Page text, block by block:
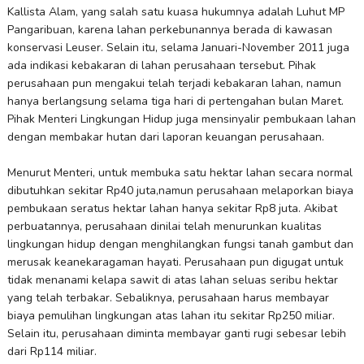
Kallista Alam, yang salah satu kuasa hukumnya adalah Luhut MP
Pangaribuan, karena lahan perkebunannya berada di kawasan
konservasi Leuser. Selain itu, selama Januari-November 2011 juga
ada indikasi kebakaran di lahan perusahaan tersebut. Pihak
perusahaan pun mengakui telah terjadi kebakaran lahan, namun
hanya berlangsung selama tiga hari di pertengahan bulan Maret.
Pihak Menteri Lingkungan Hidup juga mensinyalir pembukaan lahan
dengan membakar hutan dari laporan keuangan perusahaan.
Menurut Menteri, untuk membuka satu hektar lahan secara normal
dibutuhkan sekitar Rp40 juta,namun perusahaan melaporkan biaya
pembukaan seratus hektar lahan hanya sekitar Rp8 juta. Akibat
perbuatannya, perusahaan dinilai telah menurunkan kualitas
lingkungan hidup dengan menghilangkan fungsi tanah gambut dan
merusak keanekaragaman hayati. Perusahaan pun digugat untuk
tidak menanami kelapa sawit di atas lahan seluas seribu hektar
yang telah terbakar. Sebaliknya, perusahaan harus membayar
biaya pemulihan lingkungan atas lahan itu sekitar Rp250 miliar.
Selain itu, perusahaan diminta membayar ganti rugi sebesar lebih
dari Rp114 miliar.